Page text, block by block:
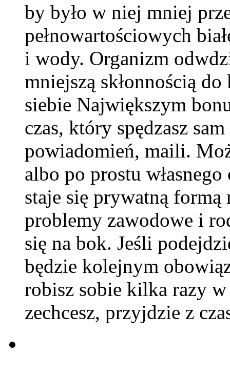
by było w niej mniej
pełnowartościowych
i wody. Organizm
mniejszą skłonnością
siebie Największym
czas, który spędzasz
powiadomień, maili.
albo po prostu
staje się prywatną
problemy zawodowe i
się na bok. Jeśli
będzie kolejnym
robisz sobie kilka razy
zechcesz, przyjdzie z